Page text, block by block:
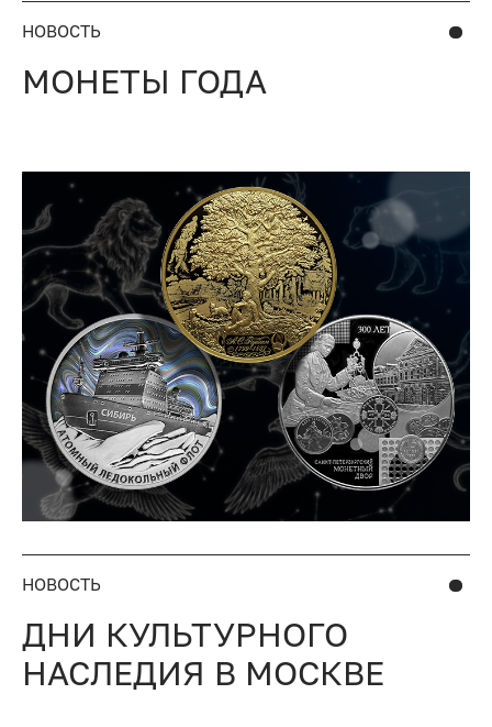
НОВОСТЬ
МОНЕТЫ ГОДА
НОВОСТЬ
ДНИ КУЛЬТУРНОГО
НАСЛЕДИЯ В МОСКВЕ